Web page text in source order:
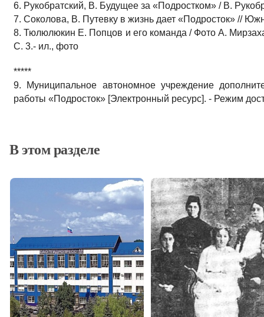
6. Рукобратский, В. Будущее за «Подростком» / В.
7. Соколова, В. Путевку в жизнь дает «Подросток» //
8. Тюлюлюкин Е. Попцов и его команда / Фото А.
С. 3.- ил., фото
*****
9. Муниципальное автономное учреждение
работы «Подросток» [Электронный ресурс]. - Режим
В этом разделе